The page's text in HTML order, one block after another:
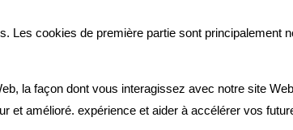
Les cookies de première partie sont principalement
la façon dont vous interagissez avec notre site
et amélioré. expérience et aider à accélérer vos